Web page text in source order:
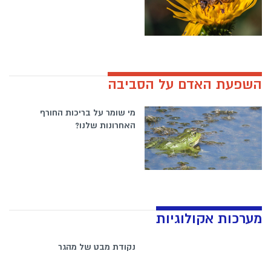
השפעת האדם על הסביבה
מי שומר על בריכות החורף
האחרונות שלנו?
מערכות אקולוגיות
נקודת מבט של מהגר